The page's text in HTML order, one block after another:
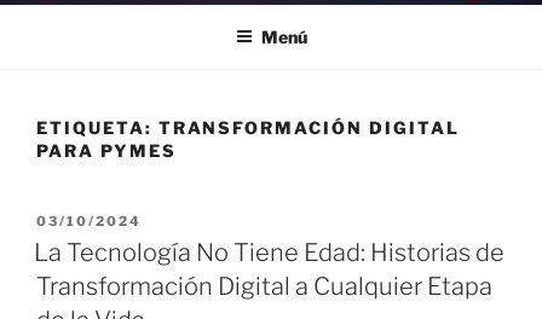
Menú
ETIQUETA: TRANSFORMACIÓN DIGITAL
PARA PYMES
P
U
B
03/10/2024
La Tecnología No Tiene Edad: Historias de
Transformación Digital a Cualquier Etapa